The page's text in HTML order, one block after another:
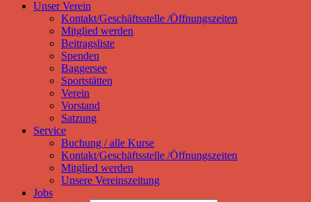
Unser Verein
Kontakt/Geschäftsstelle /Öffnungszeiten
Mitglied werden
Beitragsliste
Spenden
Baggersee
Sportstätten
Verein
Vorstand
Satzung
Service
Buchung / alle Kurse
Kontakt/Geschäftsstelle /Öffnungszeiten
Mitglied werden
Unsere Vereinszeitung
Jobs